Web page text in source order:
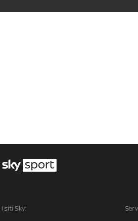
I siti Sky: